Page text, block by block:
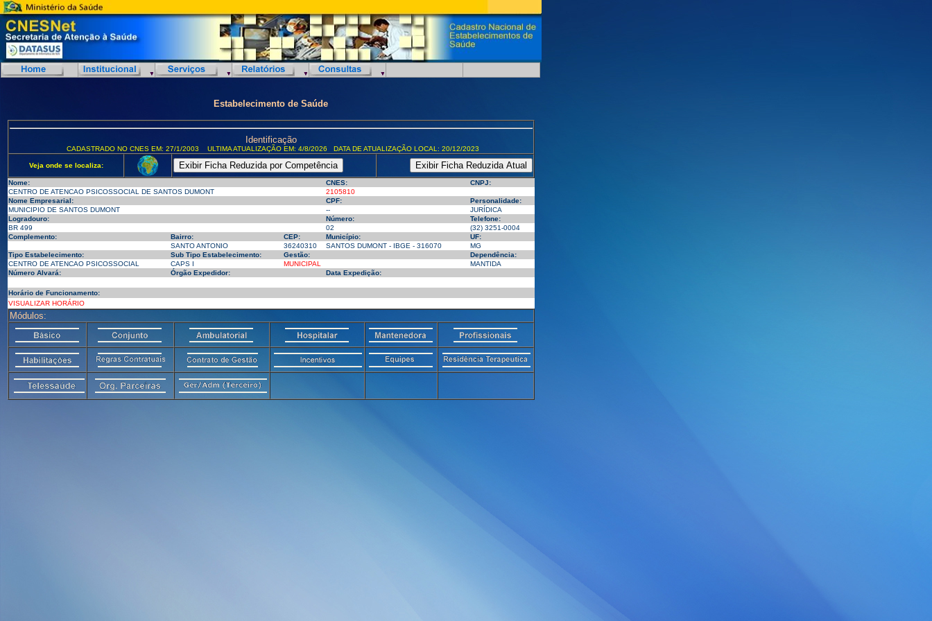
Estabelecimento de Saúde
Identificação
CADASTRADO NO CNES EM: 27/1/2003 ULTIMA ATUALIZAÇÃO EM: 4/8/2026 DATA DE ATUALIZAÇÃO LOCAL: 20/12/2023
Veja onde se localiza:
Nome: CNES:
CNPJ:
CENTRO DE ATENCAO PSICOSSOCIAL DE SANTOS DUMONT
2105810
Nome Empresarial:
CPF:
Personalidade:
MUNICIPIO DE SANTOS DUMONT
--
JURÍDICA
Logradouro:
Número:
Telefone:
BR 499
02
(32) 3251-0004
Complemento:
Bairro: CEP: Município:
UF:
SANTO ANTONIO
36240310 SANTOS DUMONT - IBGE - 316070
MG
Tipo Estabelecimento:
Sub Tipo Estabelecimento: Gestão:
Dependência:
CENTRO DE ATENCAO PSICOSSOCIAL
CAPS I MUNICIPAL
MANTIDA
Número Alvará:
Órgão Expedidor: Data Expedição:
Horário de Funcionamento:
VISUALIZAR HORÁRIO
Módulos: